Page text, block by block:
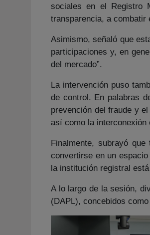
sociales en el Registro
transparencia, a combatir
Asimismo, señaló que
participaciones y, en
del mercado”.
La intervención puso
de control. En palabras
prevención del fraude y
así como la
Finalmente, subrayó
convertirse en un
la institución registral
A lo largo de la sesión,
(DAPL), concebidos